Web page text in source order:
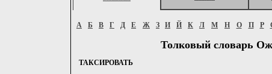
А Б В Г Д Е Ж З И Й К Л М Н О П Р
Толковый словарь
ТАКСИРОВАТЬ